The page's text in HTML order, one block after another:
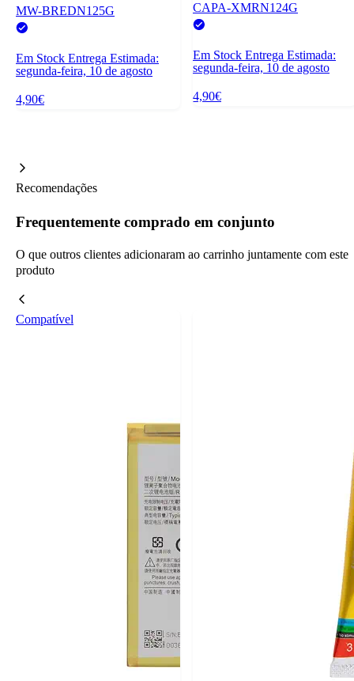
MW-BREDN125G
Em Stock Entrega Estimada:
segunda-feira, 10 de agosto
4,90€
CAPA-XMRN124G
Em Stock Entrega Estimada:
segunda-feira, 10 de agosto
4,90€
Recomendações
Frequentemente comprado em conjunto
O que outros clientes adicionaram ao carrinho juntamente com este
produto
Compatível